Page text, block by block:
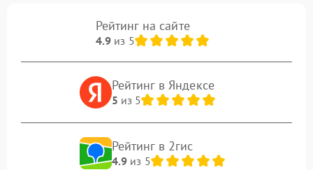
Рейтинг на сайте
4.9из 5
Рейтинг в Яндексе
5 из 5
Рейтинг в 2гис
4.9из 5